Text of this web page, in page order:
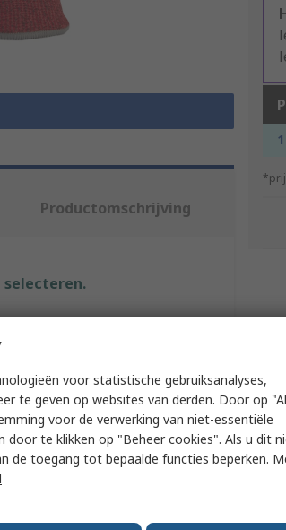
Productomschrijving
Work Gloves
Fibreglass, HPPE
voor statistische gebruiksanalyses,
te geven op websites van derden. Door op
voor de verwerking van niet-essentiële
door te klikken op "Beheer cookies". Als u dit
de toegang tot bepaalde functies beperken.